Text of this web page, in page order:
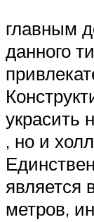
главным
данного
украсить
, но и
является
метров,